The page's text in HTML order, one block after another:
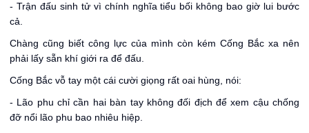
- Trận đấu sinh tử vì chính nghĩa tiểu bối không bao giờ lui bước
cả.
Chàng cũng biết công lực của mình còn kém Cống Bắc xa nên
phải lấy sẵn khí giới ra để đấu.
Cống Bắc vỗ tay một cái cười giọng rất oai hùng, nói:
- Lão phu chỉ cần hai bàn tay không đối địch để xem cậu chống
đỡ nổi lão phu bao nhiêu hiệp.